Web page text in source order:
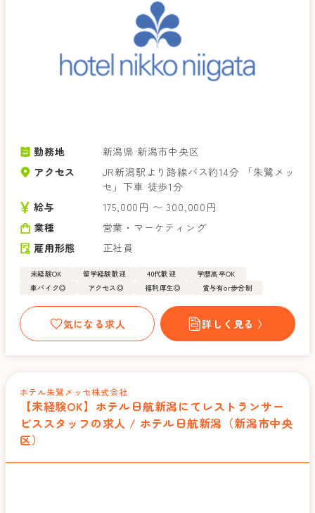
勤務地
新潟県 新潟市中央区
アクセス
JR新潟駅より路線バス約14分 「朱鷺メッ
セ」下車 徒歩1分
給与
175,000円 〜 300,000円
業種
営業・マーケティング
雇用形態
正社員
未経験OK 留学経験歓迎 40代歓迎
学歴高卒OK
車バイク◎
アクセス◎ 福利厚生◎ 賞与有or歩合制
気になる求人 詳しく見る 〉
ホテル朱鷺メッセ株式会社
【未経験OK】ホテル日航新潟にてレストランサー
ビススタッフの求人 / ホテル日航新潟（新潟市中央
区）